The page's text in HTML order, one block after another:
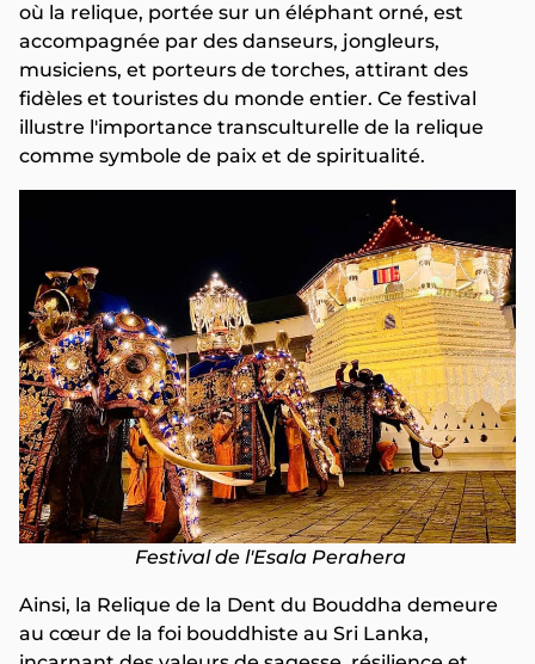
où la relique, portée sur un éléphant orné, est
accompagnée par des danseurs, jongleurs,
musiciens, et porteurs de torches, attirant des
fidèles et touristes du monde entier. Ce festival
illustre l'importance transculturelle de la relique
comme symbole de paix et de spiritualité.
Festival de l'Esala Perahera
Ainsi, la Relique de la Dent du Bouddha demeure
au cœur de la foi bouddhiste au Sri Lanka,